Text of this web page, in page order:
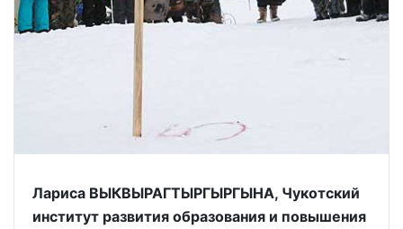
Лариса ВЫКВЫРАГТЫРГЫРГЫНА, Чукотский
институт развития образования и повышения